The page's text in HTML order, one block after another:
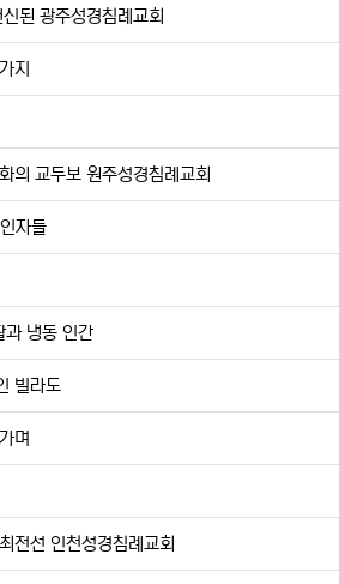
된 광주성경침례교회
지
의 교두보 원주성경침례교회
자들
냉동 인간
빌라도
며
전선 인천성경침례교회